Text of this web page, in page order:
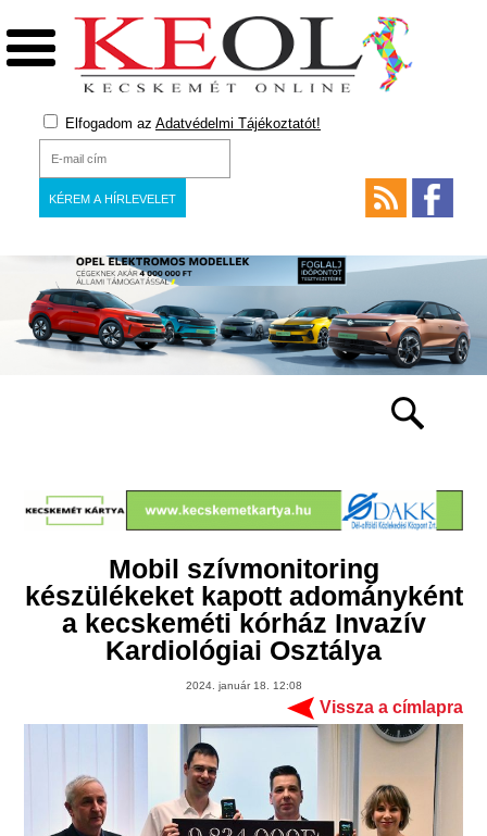
Elfogadom az Adatvédelmi Tájékoztatót!
Mobil szívmonitoring
készülékeket kapott adományként
a kecskeméti kórház Invazív
Kardiológiai Osztálya
2024. január 18. 12:08
Vissza a címlapra